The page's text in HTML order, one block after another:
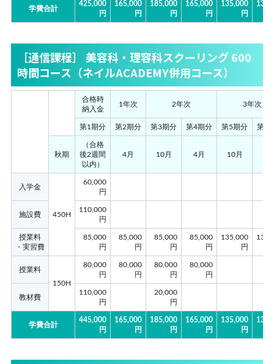
学費合計
425,000
円
165,000
円
185,000
円
165,000
円
135,000
円
［通信課程］ 美容科・理容科スクーリング 600
時間コース（ネイルACADEMY併用コース）
合格時
納入金
1年次 2年次 3年次
第1期分 第2期分 第3期分 第4期分 第5期分 第6
秋期
（合格
後2週間
以内）
4月 10月 4月 10月
入学金
450H
60,000
円
施設費
110,000
円
授業料
・実習費
85,000
円
85,000
円
85,000
円
85,000
円
135,000
円
授業料
150H
80,000
円
80,000
円
80,000
円
80,000
円
教材費
110,000
円
20,000
円
学費合計
445,000
円
165,000
円
185,000
円
165,000
円
135,000
円